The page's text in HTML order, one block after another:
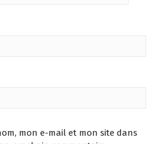
mon e-mail et mon site dans